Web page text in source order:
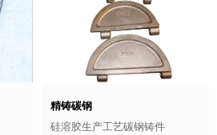
精铸碳钢
硅溶胶生产工艺碳钢铸件